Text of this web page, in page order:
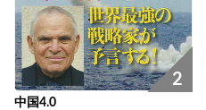
2
中国4.0